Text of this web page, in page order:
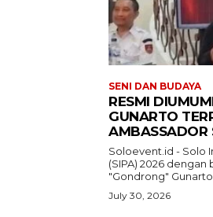
SENI DAN BUDAYA
RESMI
GUNARTO
AMBASSADOR
Soloevent.id - Solo
(SIPA) 2026
"Gondrong" Gunarto
July 30, 2026